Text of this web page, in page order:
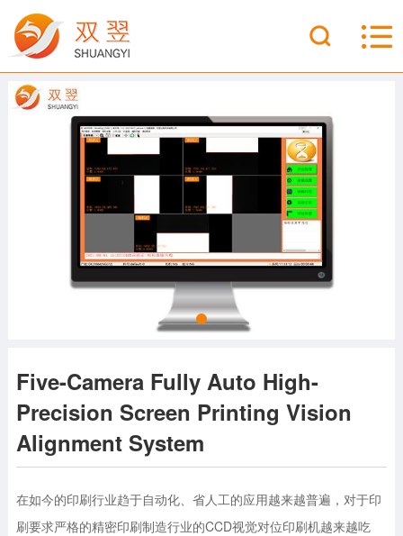
Five-Camera Fully Auto High-
Precision Screen Printing Vision
Alignment System
在如今的印刷行业趋于自动化、省人工的应用越来越普遍，对于印
刷要求严格的精密印刷制造行业的CCD视觉对位印刷机越来越吃